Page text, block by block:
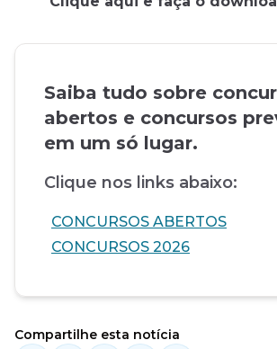
Saiba tudo sobre
abertos e concursos
em um só lugar.
Clique nos links abaixo:
CONCURSOS ABERTOS
CONCURSOS 2026
Compartilhe esta notícia